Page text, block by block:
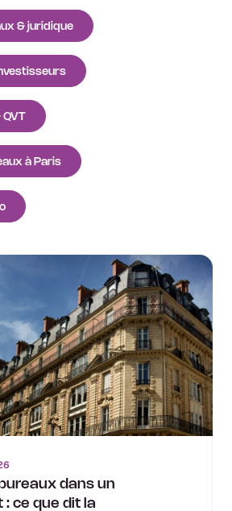
& juridique
à Paris
dans un
ce que dit la